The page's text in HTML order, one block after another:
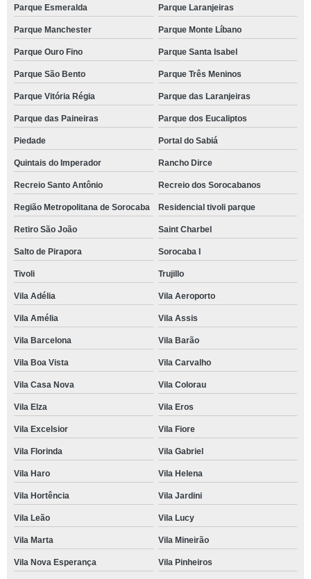
Parque Esmeralda Parque Laranjeiras
Parque Manchester Parque Monte Líbano
Parque Ouro Fino Parque Santa Isabel
Parque São Bento Parque Três Meninos
Parque Vitória Régia Parque das Laranjeiras
Parque das Paineiras Parque dos Eucaliptos
Piedade Portal do Sabiá
Quintais do Imperador Rancho Dirce
Recreio Santo Antônio Recreio dos Sorocabanos
Região Metropolitana de Sorocaba Residencial tivoli parque
Retiro São João Saint Charbel
Salto de Pirapora Sorocaba I
Tivoli Trujillo
Vila Adélia Vila Aeroporto
Vila Amélia Vila Assis
Vila Barcelona Vila Barão
Vila Boa Vista Vila Carvalho
Vila Casa Nova Vila Colorau
Vila Elza Vila Eros
Vila Excelsior Vila Fiore
Vila Florinda Vila Gabriel
Vila Haro Vila Helena
Vila Hortência Vila Jardini
Vila Leão Vila Lucy
Vila Marta Vila Mineirão
Vila Nova Esperança Vila Pinheiros